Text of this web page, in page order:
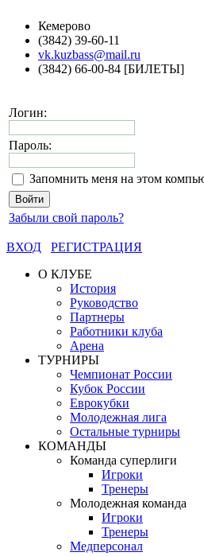
Кемерово
(3842) 39-60-11
vk.kuzbass@mail.ru
(3842) 66-00-84 [БИЛЕТЫ]
Логин:
Пароль:
Запомнить меня на этом
Забыли свой пароль?
ВХОД
РЕГИСТРАЦИЯ
О КЛУБЕ
История
Руководство
Партнеры
Работники клуба
Арена
ТУРНИРЫ
Чемпионат России
Кубок России
Еврокубки
Молодежная лига
Остальные турниры
КОМАНДЫ
Команда суперлиги
Игроки
Тренеры
Молодежная команда
Игроки
Тренеры
Медперсонал